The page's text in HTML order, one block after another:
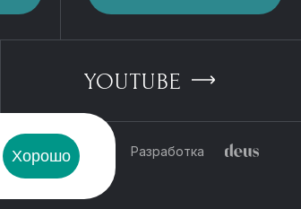
YOUTUBE
Разработка
Хорошо